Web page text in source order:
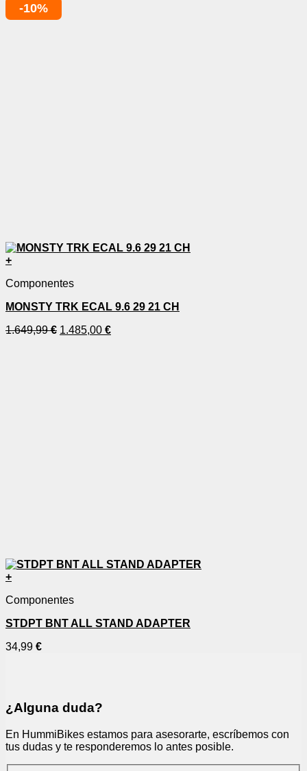
-10%
+
Componentes
MONSTY TRK ECAL 9.6 29 21 CH
1.649,99€ 1.485,00 €
+
Componentes
STDPT BNT ALL STAND ADAPTER
34,99 €
¿Alguna duda?
En HummiBikes estamos para asesorarte, escríbemos con
tus dudas y te responderemos lo antes posible.